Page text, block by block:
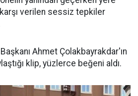
verilen sessiz tepkiler
Ahmet Çolakbayrakdar'ın
klip, yüzlerce beğeni aldı.